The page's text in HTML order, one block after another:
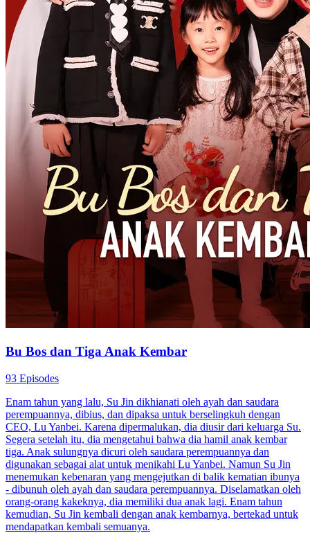
Bu Bos dan Tiga Anak Kembar
93 Episodes
Enam tahun yang lalu, Su Jin dikhianati oleh ayah dan saudara
perempuannya, dibius, dan dipaksa untuk berselingkuh dengan
CEO, Lu Yanbei. Karena dipermalukan, dia diusir dari keluarga Su.
Segera setelah itu, dia mengetahui bahwa dia hamil anak kembar
tiga. Anak sulungnya dicuri oleh saudara perempuannya dan
digunakan sebagai alat untuk menikahi Lu Yanbei. Namun Su Jin
menemukan kebenaran yang mengejutkan di balik kematian ibunya
- dibunuh oleh ayah dan saudara perempuannya. Diselamatkan oleh
orang-orang kakeknya, dia memiliki dua anak lagi. Enam tahun
kemudian, Su Jin kembali dengan anak kembarnya, bertekad untuk
mendapatkan kembali semuanya.